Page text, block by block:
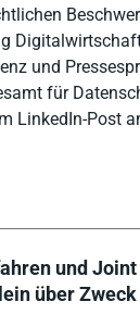
und
für
LinkedIn-Post
und
über